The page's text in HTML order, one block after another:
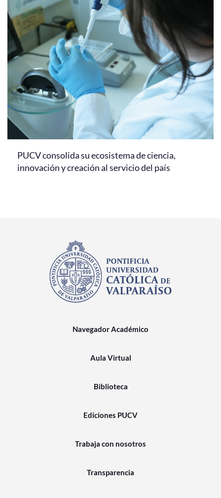
PUCV consolida su ecosistema de ciencia,
innovación y creación al servicio del país
Navegador Académico
Aula Virtual
Biblioteca
Ediciones PUCV
Trabaja con nosotros
Transparencia